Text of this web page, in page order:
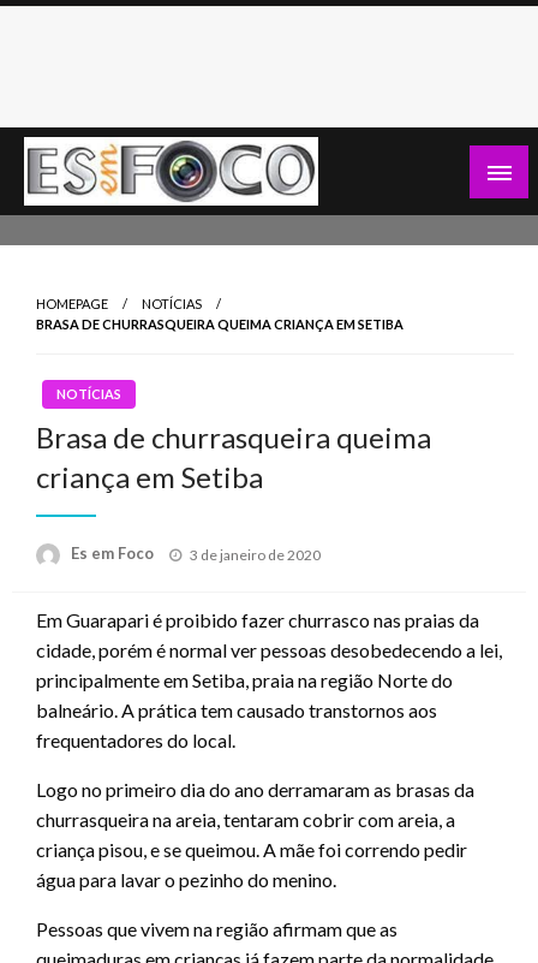
Skip
HOMEPAGE
NOTÍCIAS
BRASA DE CHURRASQUEIRA QUEIMA CRIANÇA EM SETIBA
NOTÍCIAS
Brasa de churrasqueira queima
criança em Setiba
Es em Foco
Posted
3 de janeiro de 2020
Em Guarapari é proibido fazer churrasco nas praias da
cidade, porém é normal ver pessoas desobedecendo a lei,
principalmente em Setiba, praia na região Norte do
balneário. A prática tem causado transtornos aos
frequentadores do local.
Logo no primeiro dia do ano derramaram as brasas da
churrasqueira na areia, tentaram cobrir com areia, a
criança pisou, e se queimou. A mãe foi correndo pedir
água para lavar o pezinho do menino.
Pessoas que vivem na região afirmam que as